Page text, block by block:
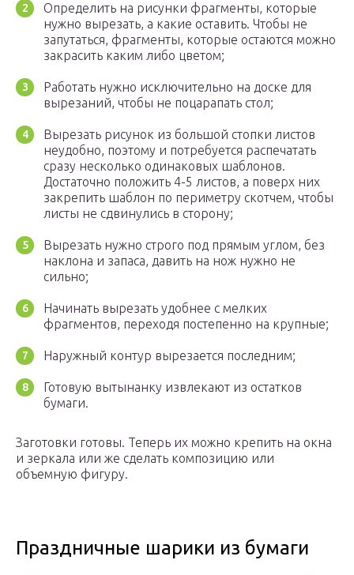
Определить на рисунки фрагменты, которые
нужно вырезать, а какие оставить. Чтобы не
запутаться, фрагменты, которые остаются можно
закрасить каким либо цветом;
Работать нужно исключительно на доске для
вырезаний, чтобы не поцарапать стол;
Вырезать рисунок из большой стопки листов
неудобно, поэтому и потребуется распечатать
сразу несколько одинаковых шаблонов.
Достаточно положить 4-5 листов, а поверх них
закрепить шаблон по периметру скотчем, чтобы
листы не сдвинулись в сторону;
Вырезать нужно строго под прямым углом, без
наклона и запаса, давить на нож нужно не
сильно;
Начинать вырезать удобнее с мелких
фрагментов, переходя постепенно на крупные;
Наружный контур вырезается последним;
Готовую вытынанку извлекают из остатков
бумаги.
Заготовки готовы. Теперь их можно крепить на окна
и зеркала или же сделать композицию или
объемную фигуру.
Праздничные шарики из бумаги